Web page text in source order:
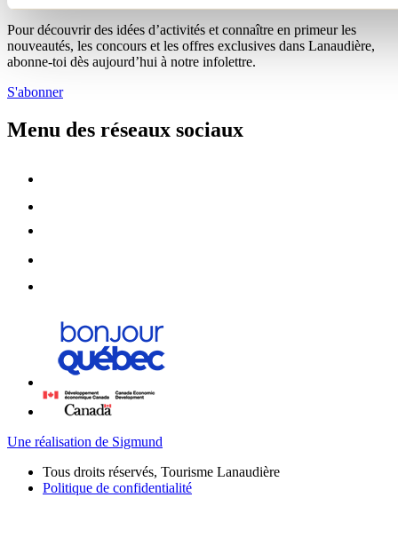
Pour découvrir des idées d’activités et connaître en primeur les
nouveautés, les concours et les offres exclusives dans Lanaudière,
abonne-toi dès aujourd’hui à notre infolettre.
S'abonner
Menu des réseaux sociaux
Une réalisation de Sigmund
Tous droits réservés, Tourisme Lanaudière
Politique de confidentialité